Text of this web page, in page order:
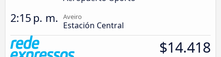
2:15 p. m. Aveiro
Estación Central
$14.418